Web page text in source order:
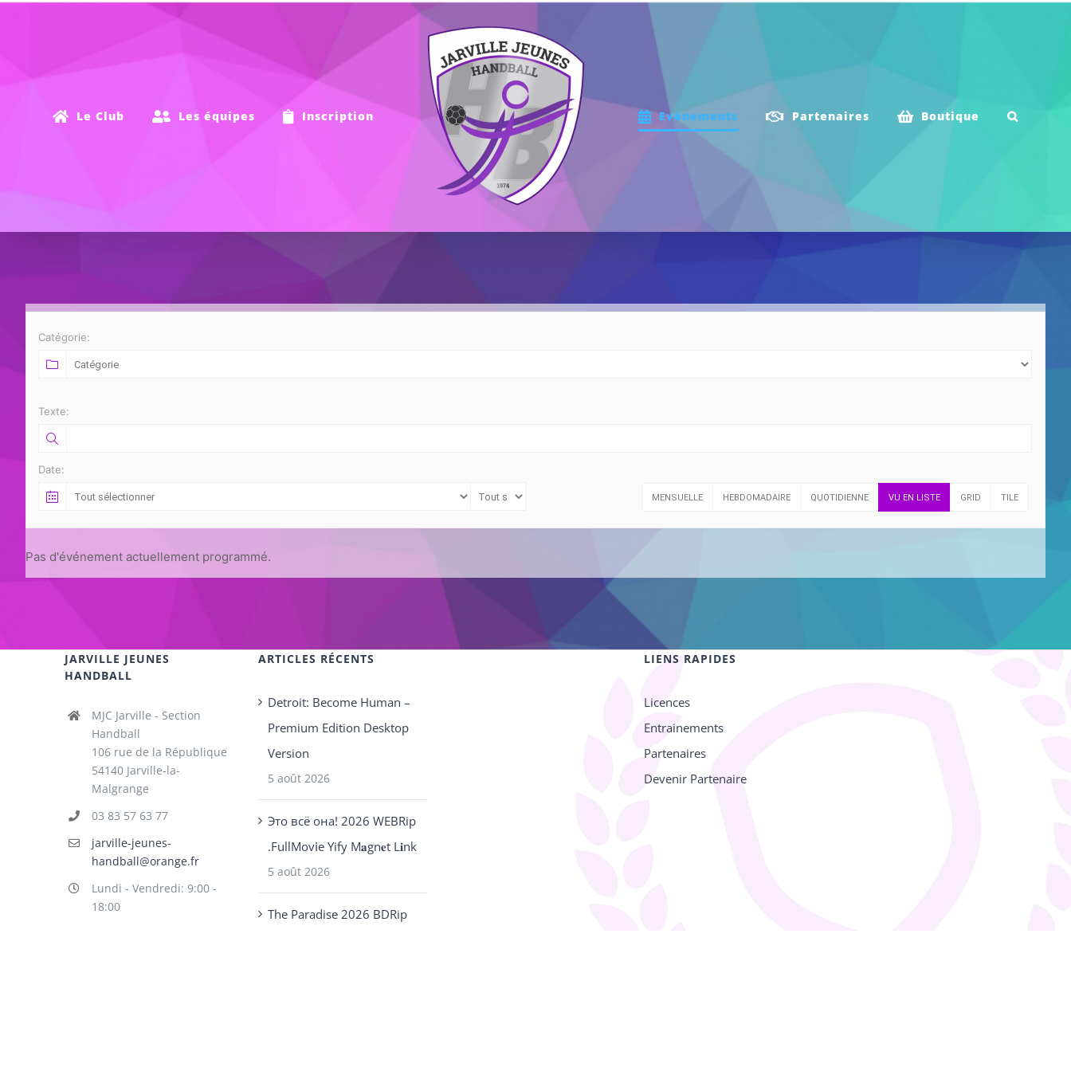
Le Club Les équipes Inscription Evénements Partenaires Boutique
Catégorie:
Texte:
Date:
MENSUELLE HEBDOMADAIRE QUOTIDIENNE VU EN LISTE GRID TILE
Pas d'événement actuellement programmé.
JARVILLE JEUNES
HANDBALL
MJC Jarville - Section
Handball
106 rue de la République
54140 Jarville-la-
Malgrange
03 83 57 63 77
jarville-jeunes-
handball@orange.fr
Lundi - Vendredi: 9:00 -
18:00
ARTICLES RÉCENTS
Detroit: Become Human –
Premium Edition Desktop
Version
5 août 2026
Это всё она! 2026 WEBRip
.FullMov𝗂e Yify M𝐚gn𝐞t L𝐢nk
5 août 2026
The Paradise 2026 BDRip
LIENS RAPIDES
Licences
Entrainements
Partenaires
Devenir Partenaire